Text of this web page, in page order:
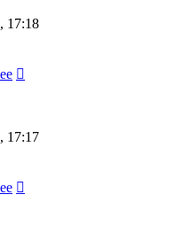
17:18
17:17